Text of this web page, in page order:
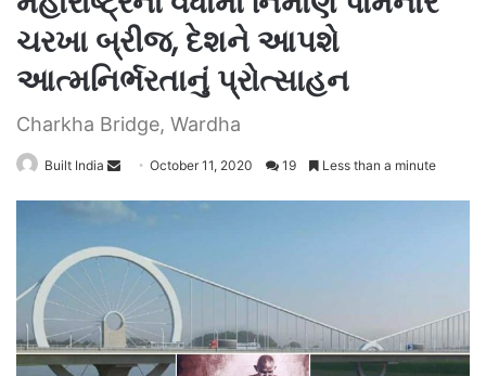
ચરખા બ્રીજ, દેશને આપશે
આત્મનિર્ભરતાનું પ્રોત્સાહન
Charkha Bridge, Wardha
Built India
Send
email
October 11, 2020 19 Less than a minute